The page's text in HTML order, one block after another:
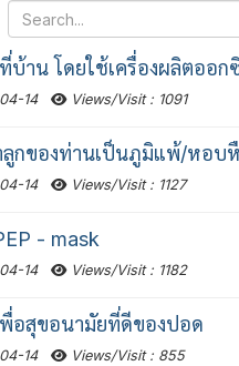
บ้าน โดยใช้เครื่องผลิตออก
14 Views/Visit : 1091
ลูกของท่านเป็นภูมิแพ้/หอบ
14 Views/Visit : 1127
- mask
14 Views/Visit : 1182
พื่อสุขอนามัยที่ดีของปอด
14 Views/Visit : 855